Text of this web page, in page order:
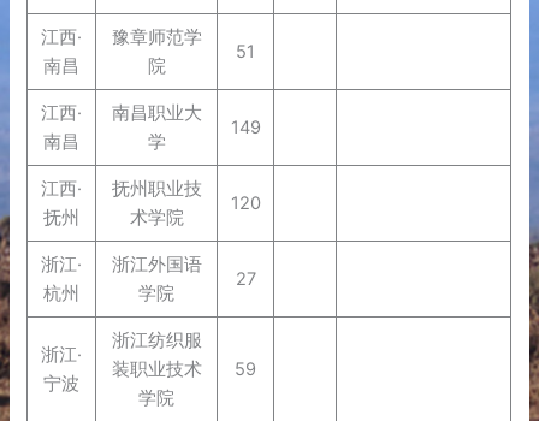
江西·
南昌
豫章师范学
院
51
江西·
南昌
南昌职业大
学
149
江西·
抚州
抚州职业技
术学院
120
浙江·
杭州
浙江外国语
学院
27
浙江·
宁波
浙江纺织服
装职业技术
学院
59